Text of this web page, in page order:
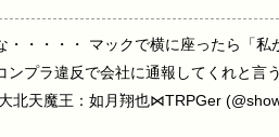
・・・・ マックで横に座ったら「私
プラ違反で会社に通報してくれと言
北天魔王：如月翔也⋈TRPGer